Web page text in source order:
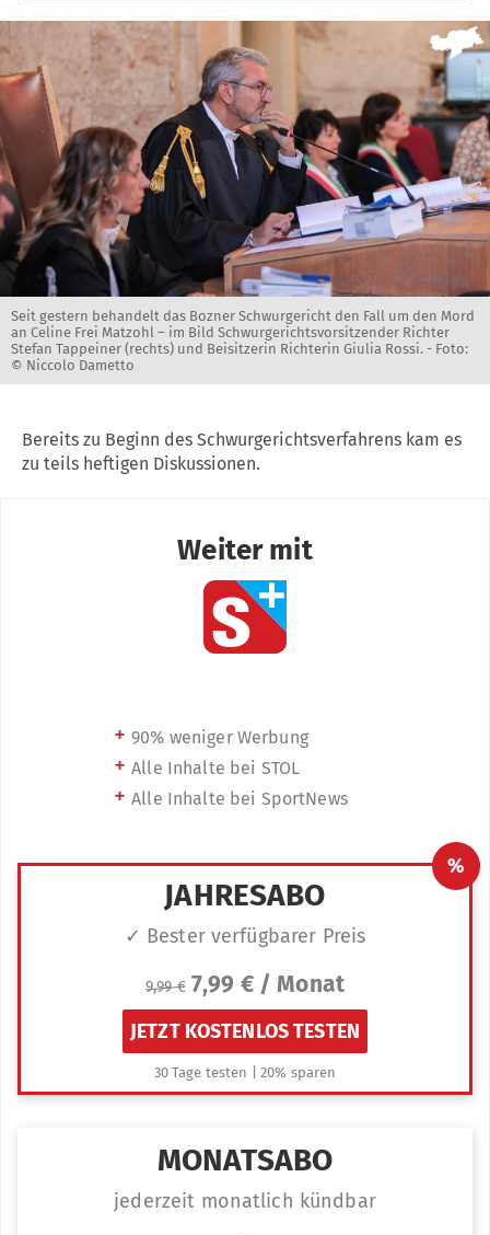
Seit gestern behandelt das Bozner Schwurgericht den Fall um den Mord
an Celine Frei Matzohl – im Bild Schwurgerichtsvorsitzender Richter
Stefan Tappeiner (rechts) und Beisitzerin Richterin Giulia Rossi. - Foto:
© Niccolo Dametto
Bereits zu Beginn des Schwurgerichtsverfahrens kam es
zu teils heftigen Diskussionen.